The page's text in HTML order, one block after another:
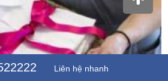
Liên hệ nhanh